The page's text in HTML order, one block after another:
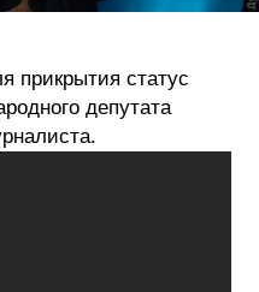
прикрытия статус
депутата